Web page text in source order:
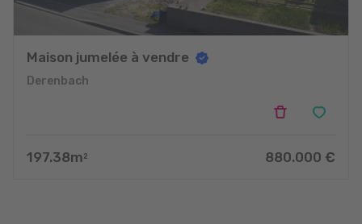
Maison jumelée à vendre
Derenbach
197.38m 2 880.000 €